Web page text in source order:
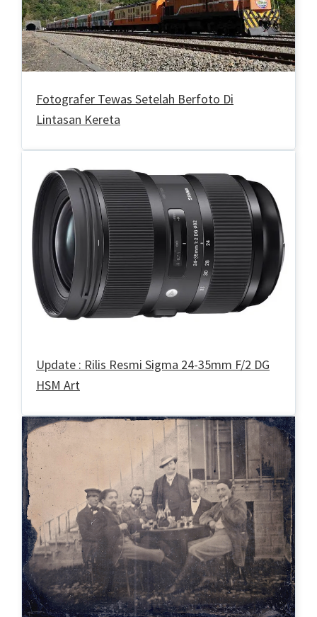
Fotografer Tewas Setelah Berfoto Di
Lintasan Kereta
Update : Rilis Resmi Sigma 24-35mm F/2 DG
HSM Art